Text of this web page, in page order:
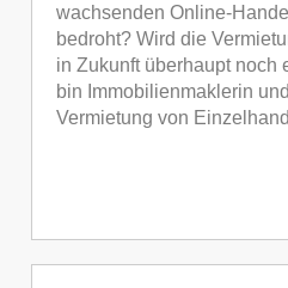
wachsenden Online-
bedroht? Wird die
in Zukunft überhaupt noch
bin Immobilienmaklerin
Vermietung von